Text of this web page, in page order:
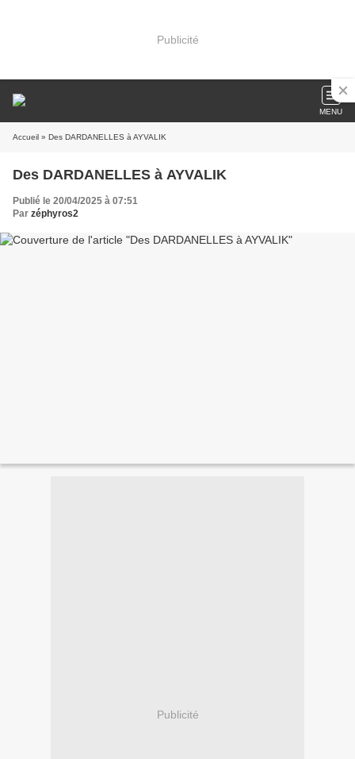
Publicité
MENU
Accueil » Des DARDANELLES à AYVALIK
Des DARDANELLES à AYVALIK
Publié le 20/04/2025 à 07:51
Par zéphyros2
Publicité